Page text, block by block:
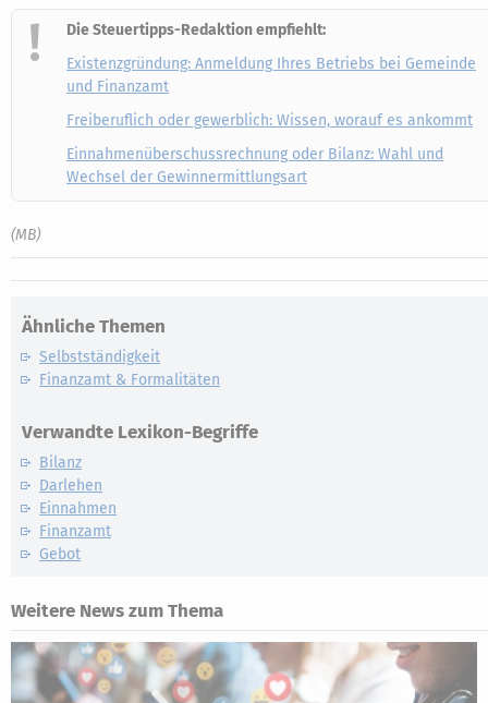
Die Steuertipps-Redaktion empfiehlt:
Existenzgründung: Anmeldung Ihres Betriebs bei Gemeinde
und Finanzamt
Freiberuflich oder gewerblich: Wissen, worauf es ankommt
Einnahmenüberschussrechnung oder Bilanz: Wahl und
Wechsel der Gewinnermittlungsart
(MB)
Ähnliche Themen
Selbstständigkeit
Finanzamt & Formalitäten
Verwandte Lexikon-Begriffe
Bilanz
Darlehen
Einnahmen
Finanzamt
Gebot
Weitere News zum Thema